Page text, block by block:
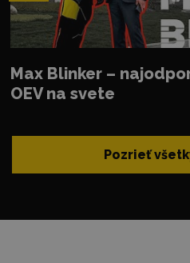
Pozrieť
Max Blinker –
OEV na svete